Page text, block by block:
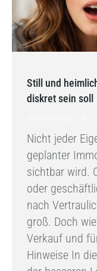
Still und
diskret sein soll
Nicht jeder
geplanter
sichtbar wird.
oder
nach
groß. Doch
Verkauf und
Hinweise In